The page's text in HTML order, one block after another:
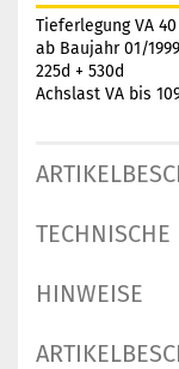
Tieferlegung VA
ab Baujahr 01/1999
225d + 530d
Achslast VA bis
TECHNISCHE
HINWEISE